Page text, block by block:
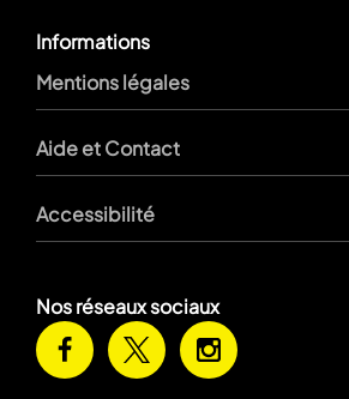
Informations
Mentions légales
Aide et Contact
Accessibilité
Nos réseaux sociaux